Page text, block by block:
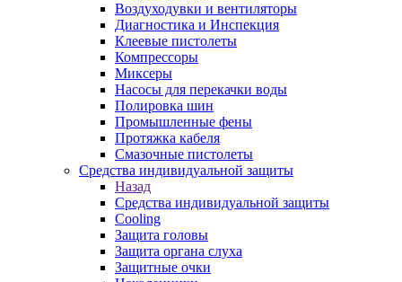
Воздуходувки и вентиляторы
Диагностика и Инспекция
Клеевые пистолеты
Компрессоры
Миксеры
Насосы для перекачки воды
Полировка шин
Промышленные фены
Протяжка кабеля
Смазочные пистолеты
Средства индивидуальной защиты
Назад
Средства индивидуальной защиты
Cooling
Защита головы
Защита органа слуха
Защитные очки